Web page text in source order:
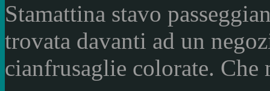
Stamattina stavo
trovata davanti ad un
cianfrusaglie colorate. Che